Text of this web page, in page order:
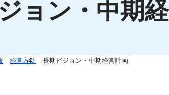
ョン・中期
経営方針 長期ビジョン・中期経営計画